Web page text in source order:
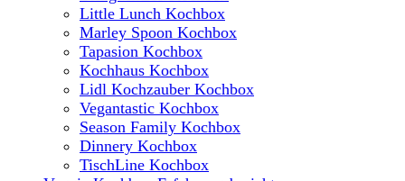
Little Lunch Kochbox
Marley Spoon Kochbox
Tapasion Kochbox
Kochhaus Kochbox
Lidl Kochzauber Kochbox
Vegantastic Kochbox
Season Family Kochbox
Dinnery Kochbox
TischLine Kochbox